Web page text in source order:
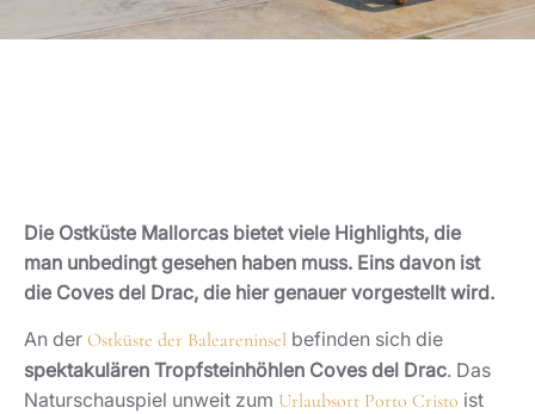
Die Ostküste Mallorcas bietet viele Highlights, die
man unbedingt gesehen haben muss. Eins davon ist
die Coves del Drac, die hier genauer vorgestellt wird.
An der Ostküste der Baleareninsel befinden sich die
spektakulären Tropfsteinhöhlen Coves del Drac. Das
Naturschauspiel unweit zum Urlaubsort Porto Cristo ist